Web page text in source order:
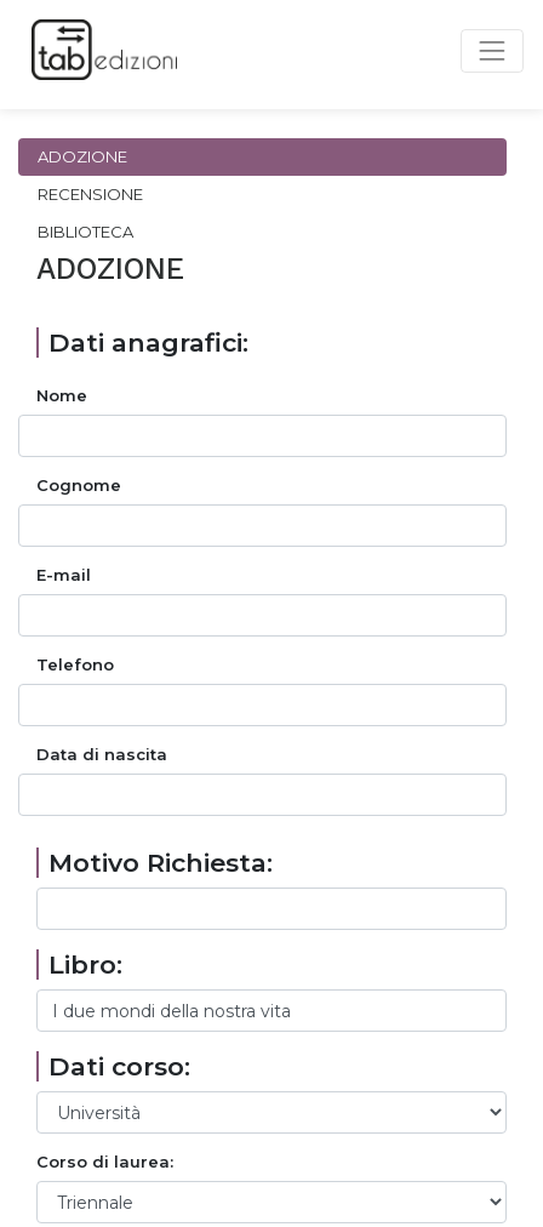
ADOZIONE
RECENSIONE
BIBLIOTECA
ADOZIONE
Dati anagrafici:
Nome
Cognome
E-mail
Telefono
Data di nascita
Motivo Richiesta:
Libro:
Dati corso:
Corso di laurea: